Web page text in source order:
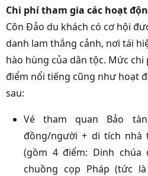
Chi phí tham gia các hoạt
Côn Đảo du khách có cơ hội
danh lam thắng cảnh, nơi tái
hào hùng của dân tộc. Mức
điểm nổi tiếng cũng như hoạt
sau:
Vé tham quan Bảo
đồng/người + di tích nhà
(gồm 4 điểm: Dinh chúa
chuồng cọp Pháp (tức